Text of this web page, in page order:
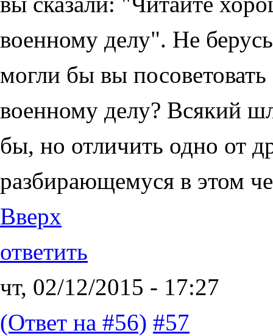
военному делу". Не
могли бы вы
военному делу? Всякий
бы, но отличить одно от
разбирающемуся в этом
Вверх
ответить
чт, 02/12/2015 - 17:27
(Ответ на #56) #57